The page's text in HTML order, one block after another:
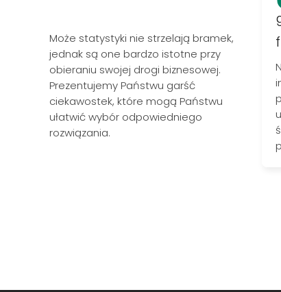
Może statystyki nie strzelają bramek,
jednak są one bardzo istotne przy
obieraniu swojej drogi biznesowej.
Prezentujemy Państwu garść
ciekawostek, które mogą Państwu
ułatwić wybór odpowiedniego
rozwiązania.